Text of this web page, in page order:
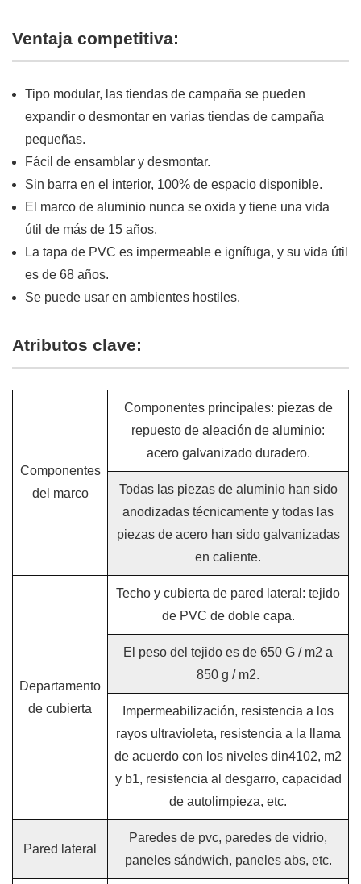
Ventaja competitiva:
Tipo modular, las tiendas de campaña se pueden
expandir o desmontar en varias tiendas de campaña
pequeñas.
Fácil de ensamblar y desmontar.
Sin barra en el interior, 100% de espacio disponible.
El marco de aluminio nunca se oxida y tiene una vida
útil de más de 15 años.
La tapa de PVC es impermeable e ignífuga, y su vida útil
es de 68 años.
Se puede usar en ambientes hostiles.
Atributos clave:
Componentes
del marco
Componentes principales: piezas de
repuesto de aleación de aluminio:
acero galvanizado duradero.
Todas las piezas de aluminio han sido
anodizadas técnicamente y todas las
piezas de acero han sido galvanizadas
en caliente.
Departamento
de cubierta
Techo y cubierta de pared lateral: tejido
de PVC de doble capa.
El peso del tejido es de 650 G / m2 a
850 g / m2.
Impermeabilización, resistencia a los
rayos ultravioleta, resistencia a la llama
de acuerdo con los niveles din4102, m2
y b1, resistencia al desgarro, capacidad
de autolimpieza, etc.
Pared lateral
Paredes de pvc, paredes de vidrio,
paneles sándwich, paneles abs, etc.